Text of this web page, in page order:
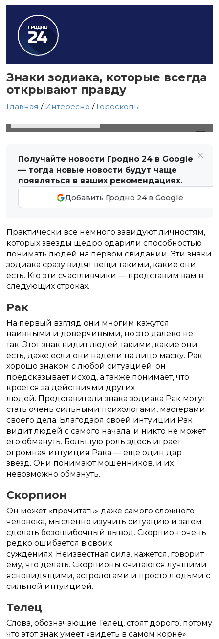
Знаки зодиака, которые всегда
открывают правду
Главная / Интересно / Гороскопы
Получайте новости Гродно 24 в Google
— тогда новые новости будут чаще
появляться в ваших рекомендациях.
Добавить Гродно 24 в Google
Практически все немного завидуют личностям,
которых звезды щедро одарили способностью
понимать людей на первом свидании.Эти знаки
зодиака сразу видят вещи такими, какие они
есть. Кто эти счастливчики — представим вам в
следующих строках.
Рак
На первый взгляд они многим кажутся
наивными и доверчивыми, но это далеко не
так.Этот знак видит людей такими, какие они
есть, даже если они надели на лицо маску. Рак
хорошо знаком с любой ситуацией, он
предсказывает исход, а также понимает, что
кроется за действиями других
людей. Представители знака зодиака Рак могут
стать очень сильными психологами, мастерами
своего дела. Благодаря своей интуиции Рак
видит людей с самого начала, и никто не может
его обмануть. Большую роль здесь играет
огромная интуиция Рака — еще один дар
звезд.Они понимают мошенников, и их
невозможно обмануть.
Скорпион
Он может «прочитать» даже самого сложного
человека, мысленно изучить ситуацию и затем
сделать безошибочный вывод.Скорпион очень
редко ошибается в своих
суждениях. Неизвестная сила, кажется, говорит
ему, что делать.Скорпионы считаются лучшими
ясновидящими, астрологами и просто людьми с
сильной интуицией.
Телец
Слова, обозначающие Телец, стоят дорого, потому
что этот знак умеет «видеть в самом корне»